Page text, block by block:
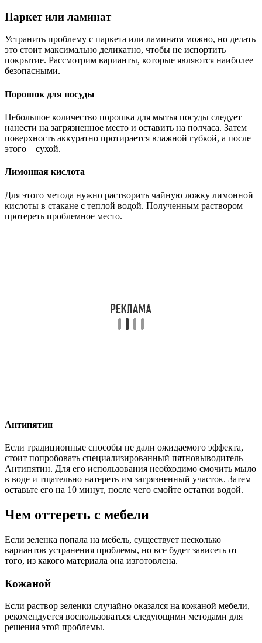
Паркет или ламинат
Устранить проблему с паркета или ламината можно, но делать
это стоит максимально деликатно, чтобы не испортить
покрытие. Рассмотрим варианты, которые являются наиболее
безопасными.
Порошок для посуды
Небольшое количество порошка для мытья посуды следует
нанести на загрязненное место и оставить на полчаса. Затем
поверхность аккуратно протирается влажной губкой, а после
этого – сухой.
Лимонная кислота
Для этого метода нужно растворить чайную ложку лимонной
кислоты в стакане с теплой водой. Полученным раствором
протереть проблемное место.
Антипятин
Если традиционные способы не дали ожидаемого эффекта,
стоит попробовать специализированный пятновыводитель –
Антипятин. Для его использования необходимо смочить мыло
в воде и тщательно натереть им загрязненный участок. Затем
оставьте его на 10 минут, после чего смойте остатки водой.
Чем оттереть с мебели
Если зеленка попала на мебель, существует несколько
вариантов устранения проблемы, но все будет зависеть от
того, из какого материала она изготовлена.
Кожаной
Если раствор зеленки случайно оказался на кожаной мебели,
рекомендуется воспользоваться следующими методами для
решения этой проблемы.